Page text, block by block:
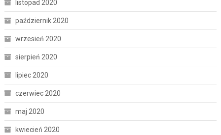
listopad 2020
październik 2020
wrzesień 2020
sierpień 2020
lipiec 2020
czerwiec 2020
maj 2020
kwiecień 2020